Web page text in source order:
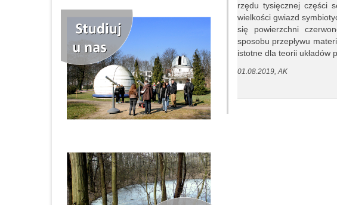
rzędu tysięcznej części
wielkości gwiazd
się powierzchni
sposobu przepływu
istotne dla teorii układów
01.08.2019, AK